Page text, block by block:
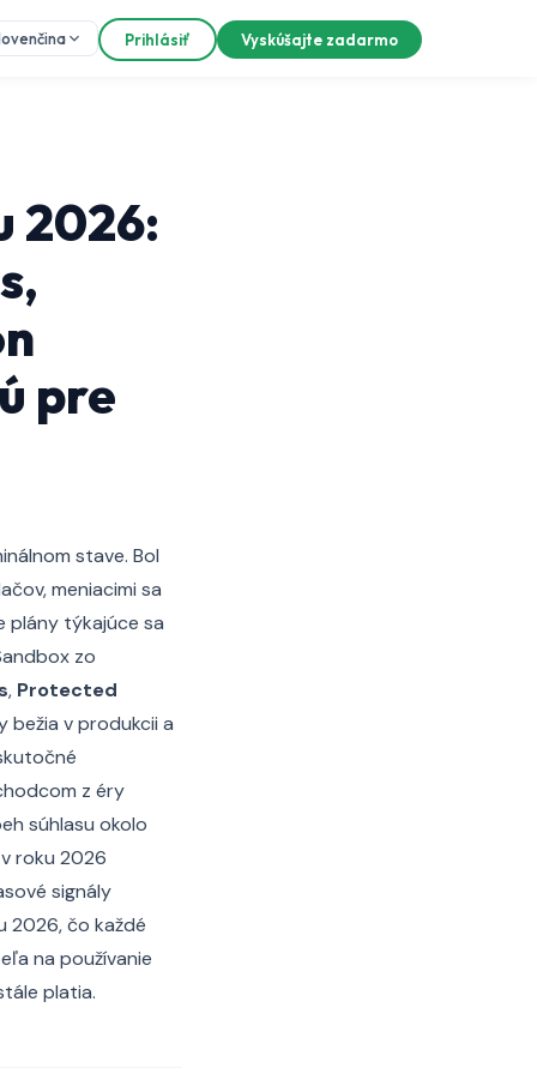
Prihlásiť Vyskúšajte zadarmo
2026:
pre
stave. Bol
meniacimi sa
plány týkajúce sa
zo
, Protected
bežia v produkcii a
z éry
súhlasu okolo
roku 2026
signály
2026, čo každé
na používanie
platia.